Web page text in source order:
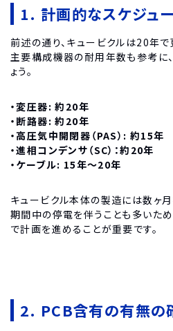
1. 計画的なスケジュ
前述の通り、キュービクルは20年
主要構成機器の耐用年数も参考に
ょう。
・変圧器: 約20年
・断路器: 約20年
・高圧気中開閉器（PAS）: 約15年
・進相コンデンサ（SC）：約20年
・ケーブル: 15年～20年
キュービクル本体の製造には数ヶ
期間中の停電を伴うことも多いた
で計画を進めることが重要です。
2. PCB含有の有無の